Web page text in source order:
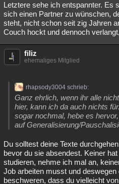
Letztere sehe ich entspannter. Es
sich einen Partner zu wünschen,
steht, nicht schon seit zig Jahren
Couch hockt und dennoch
filiz
ehemaliges Mitglied
rhapsody3004 schrieb:
Ganz ehrlich, wenn ihr alle
hier, kann ich da auch nichts
sogar nochmal, hebe es
auf Generalisierung/
Du solltest deine Texte
bevor du sie absendest. Keiner
studieren, nehme ich mal an,
Job arbeiten musst und
beschweren, dass du vielleicht